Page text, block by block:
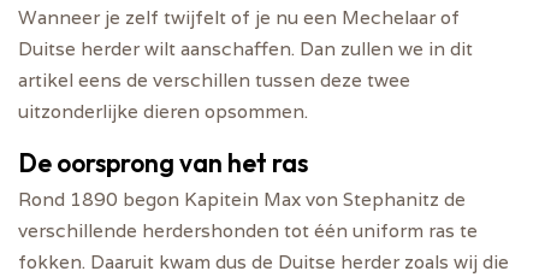
Wanneer je zelf twijfelt of je nu een Mechelaar of
Duitse herder wilt aanschaffen. Dan zullen we in dit
artikel eens de verschillen tussen deze twee
uitzonderlijke dieren opsommen.
De oorsprong van het ras
Rond 1890 begon Kapitein Max von Stephanitz de
verschillende herdershonden tot één uniform ras te
fokken. Daaruit kwam dus de Duitse herder zoals wij die